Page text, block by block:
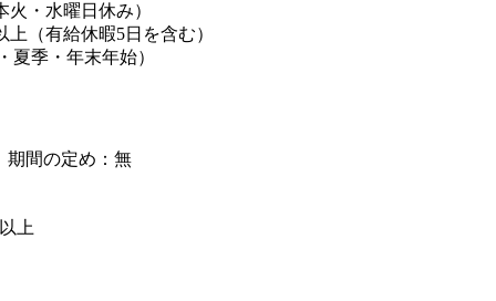
・水曜日休み）
上（有給休暇5日を含む）
夏季・年末年始）
期間の定め：無
上